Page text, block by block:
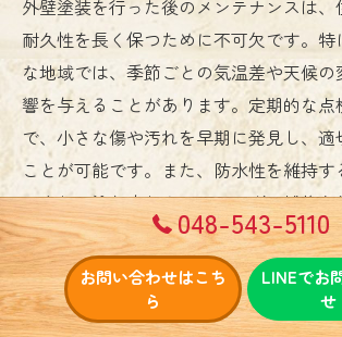
外壁塗装を行った後のメンテナンスは、
耐久性を長く保つために不可欠です。特
な地域では、季節ごとの気温差や天候
響を与えることがあります。定期的な点
で、小さな傷や汚れを早期に発見し、適
ことが可能です。また、防水性を維持
に応じて塗り直しやコーキングの補修
です。住まいを美しく保つことで、価
心して暮らすことができるでしょう。
048-543-5110
お問い合わせはこち
ら
LINEでお
せ